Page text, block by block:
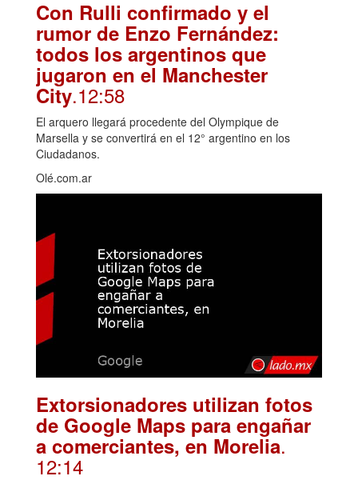
Con Rulli confirmado y el
rumor de Enzo Fernández:
todos los argentinos que
jugaron en el Manchester
City.12:58
El arquero llegará procedente del Olympique de
Marsella y se convertirá en el 12° argentino en los
Ciudadanos.
Olé.com.ar
Extorsionadores utilizan fotos
de Google Maps para engañar
a comerciantes, en Morelia.
12:14